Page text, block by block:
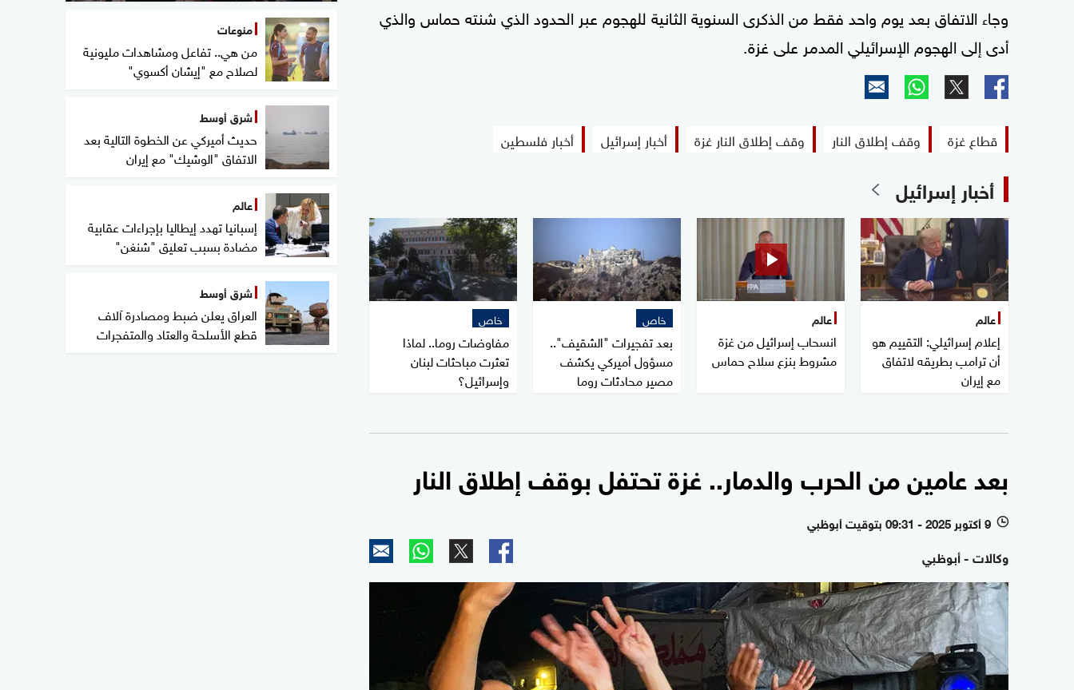
وجاء الاتفاق بعد يوم واحد فقط من الذكرى السنوية الثانية للهجوم عبر الحدود الذي شنته حماس والذي
أدى إلى الهجوم الإسرائيلي المدمر على غزة.
قطاع غزة وقف إطلاق النار وقف إطلاق النار غزة أخبار إسرائيل أخبار فلسطين
أخبار إسرائيل
عالم
إعلام إسرائيلي: التقييم هو
أن ترامب بطريقه لاتفاق
مع إيران
عالم
انسحاب إسرائيل من غزة
مشروط بنزع سلاح حماس
خاص
بعد تفجيرات "الشقيف"..
مسؤول أميركي يكشف
مصير محادثات روما
خاص
مفاوضات روما.. لماذا
تعثرت مباحثات لبنان
وإسرائيل؟
بعد عامين من الحرب والدمار.. غزة تحتفل بوقف إطلاق النار
l 9 أكتوبر 2025 - 09:31 بتوقيت أبوظبي
وكالات - أبوظبي
منوعات
من هي.. تفاعل ومشاهدات مليونية
لصلاح مع "إيشان أكسوي"
شرق أوسط
حديث أميركي عن الخطوة التالية بعد
الاتفاق "الوشيك" مع إيران
عالم
إسبانيا تهدد إيطاليا بإجراءات عقابية
مضادة بسبب تعليق "شنغن"
شرق أوسط
العراق يعلن ضبط ومصادرة آلاف
قطع الأسلحة والعتاد والمتفجرات